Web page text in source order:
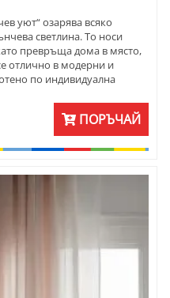
уют“ озарява всяко
светлина. То носи
превръща дома в място,
отлично в модерни и
по индивидуална
ПОРЪЧАЙ